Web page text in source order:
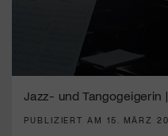
seconds
Jazz- und Tangogeigerin
PUBLIZIERT AM 15. MÄRZ
Mach mit: «Be Part of the
Engagiere dich als